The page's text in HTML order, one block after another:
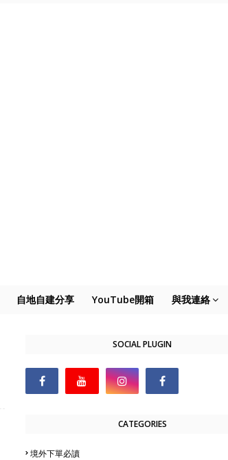
自地自建分享 YouTube開箱 與我連絡
SOCIAL PLUGIN
CATEGORIES
境外下單必讀